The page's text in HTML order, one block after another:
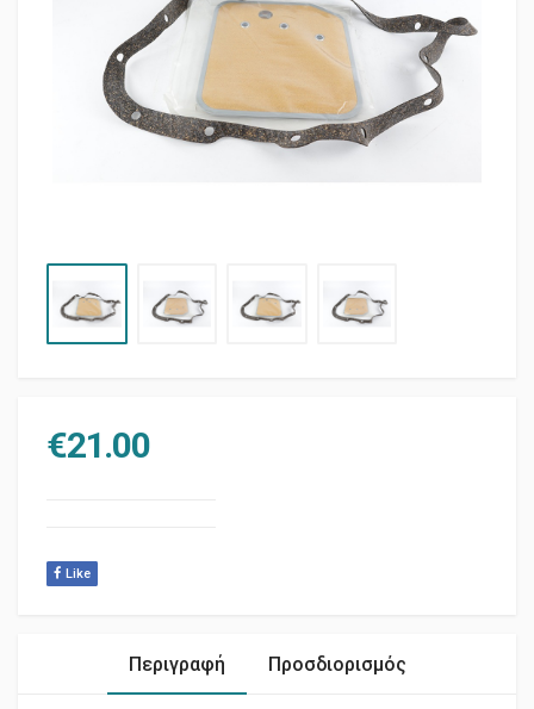
€21.00
Like
Περιγραφή Προσδιορισμός